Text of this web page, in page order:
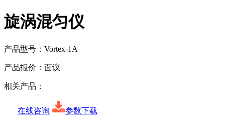
旋涡混匀仪
产品型号： Vortex-1A
产品报价： 面议
相关产品：
在线咨询 参数下载